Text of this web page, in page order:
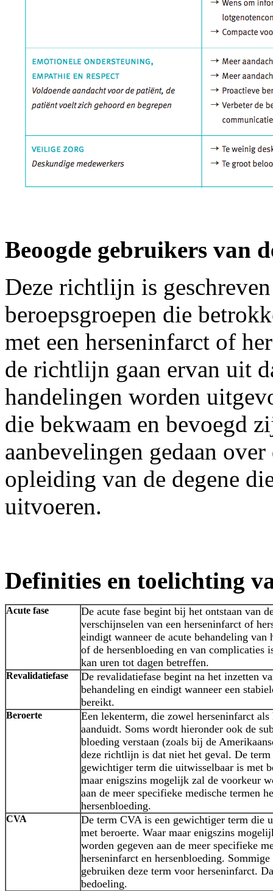
Beoogde gebruikers van
Deze richtlijn is
beroepsgroepen die
met een herseninfarct of
de richtlijn gaan ervan uit
handelingen worden
die bekwaam en bevoegd
aanbevelingen gedaan
opleiding van de degene
uitvoeren.
Definities en toelichting
Acute fase
De acute fase begint bij het ontstaan van
verschijnselen van een herseninfarct of
eindigt wanneer de acute behandeling van
of de hersenbloeding en van complicaties
kan uren tot dagen betreffen.
Revalidatiefase
De revalidatiefase begint na het inzetten
behandeling en eindigt wanneer een
bereikt.
Beroerte
Een lekenterm, die zowel herseninfarct als
aanduidt. Soms wordt hieronder ook de
bloeding verstaan (zoals bij de
deze richtlijn is dat niet het geval. De
gewichtiger term die uitwisselbaar is met
maar enigszins mogelijk zal de voorkeur
aan de meer specifieke medische termen
hersenbloeding.
CVA
De term CVA is een gewichtiger term die
met beroerte. Waar maar enigszins
worden gegeven aan de meer specifieke
herseninfarct en hersenbloeding.
gebruiken deze term voor herseninfarct.
bedoeling.